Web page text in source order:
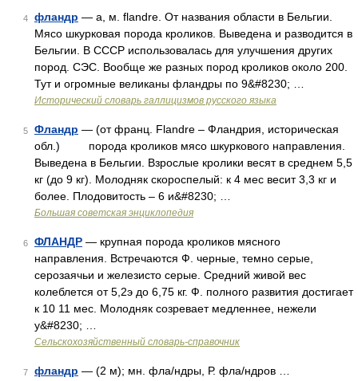
4 фландр — а, м. flandre. От названия области в Бельгии.
Мясо шкурковая порода кроликов. Выведена и разводится в
Бельгии. В СССР использовалась для улучшения других
пород. СЭС. Вообще же разных пород кроликов около 200.
Тут и огромные великаны фландры по 9&#8230; …
Исторический словарь галлицизмов русского языка
5 Фландр — (от франц. Flandre – Фландрия, историческая
обл.) порода кроликов мясо шкуркового направления.
Выведена в Бельгии. Взрослые кролики весят в среднем 5,5
кг (до 9 кг). Молодняк скороспелый: к 4 мес весит 3,3 кг и
более. Плодовитость – 6 и&#8230; …
Большая советская энциклопедия
6 ФЛАНДР — крупная порода кроликов мясного
направления. Встречаются Ф. черные, темно серые,
серозаячьи и железисто серые. Средний живой вес
колеблется от 5,2э до 6,75 кг. Ф. полного развития достигает
к 10 11 мес. Молодняк созревает медленнее, нежели
у&#8230; …
Сельскохозяйственный словарь-справочник
7 фландр — (2 м); мн. фла/ндры, Р. фла/ндров …